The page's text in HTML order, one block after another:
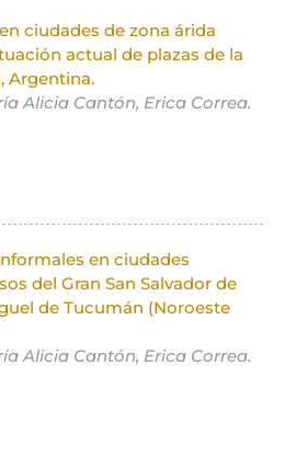
ciudades de zona árida
actual de plazas de la
Argentina.
Alicia Cantón, Erica Correa.
en ciudades
del Gran San Salvador de
de Tucumán (Noroeste
Alicia Cantón, Erica Correa.